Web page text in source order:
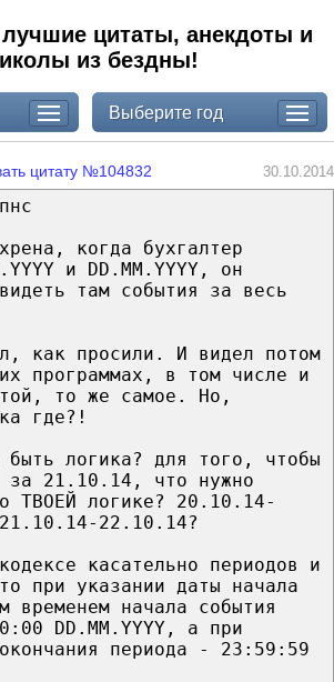
цитаты, анекдоты и
из бездны!
Выберите год
цитату №104832 30.10.2014
когда бухгалтер
и DD.MM.YYYY, он
там события за весь
как просили. И видел потом
программах, в том числе и
то же самое. Но,
где?!
быть логика? для того, чтобы
за 21.10.14, что нужно
ТВОЕЙ логике? 20.10.14-
22.10.14?
касательно периодов и
при указании даты начала
временем начала события
DD.MM.YYYY, а при
периода - 23:59:59